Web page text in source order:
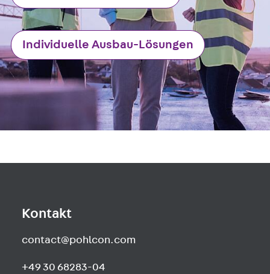
Newsletter
Presse
Karriere
Karriere
Stellenausschreibungen
Unsere Standorte
Benefits
Individuelle Ausbau-Lösungen
Kontakt
contact@pohlcon.com
+49 30 68283-04